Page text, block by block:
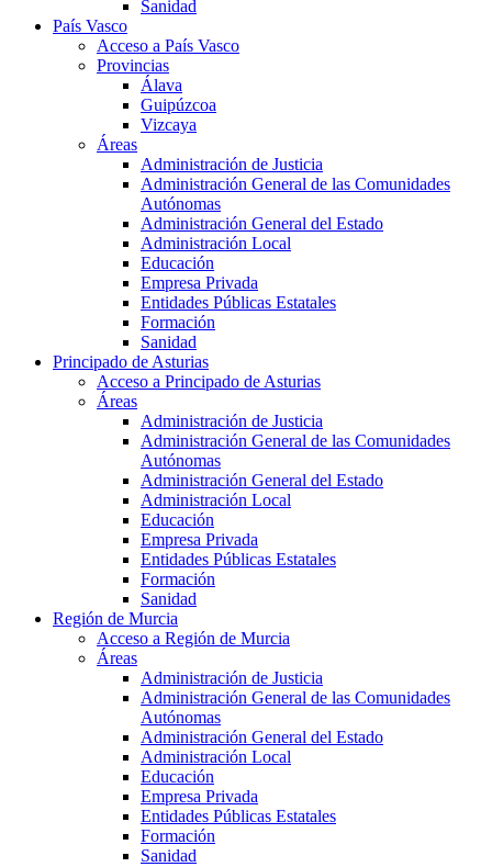
Sanidad
País Vasco
Acceso a País Vasco
Provincias
Álava
Guipúzcoa
Vizcaya
Áreas
Administración de Justicia
Administración General de las Comunidades
Autónomas
Administración General del Estado
Administración Local
Educación
Empresa Privada
Entidades Públicas Estatales
Formación
Sanidad
Principado de Asturias
Acceso a Principado de Asturias
Áreas
Administración de Justicia
Administración General de las Comunidades
Autónomas
Administración General del Estado
Administración Local
Educación
Empresa Privada
Entidades Públicas Estatales
Formación
Sanidad
Región de Murcia
Acceso a Región de Murcia
Áreas
Administración de Justicia
Administración General de las Comunidades
Autónomas
Administración General del Estado
Administración Local
Educación
Empresa Privada
Entidades Públicas Estatales
Formación
Sanidad